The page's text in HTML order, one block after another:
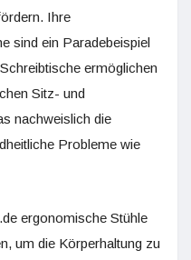
Ihre
sind ein Paradebeispiel
ermöglichen
Sitz- und
nachweislich die
Probleme wie
ergonomische Stühle
um die Körperhaltung zu